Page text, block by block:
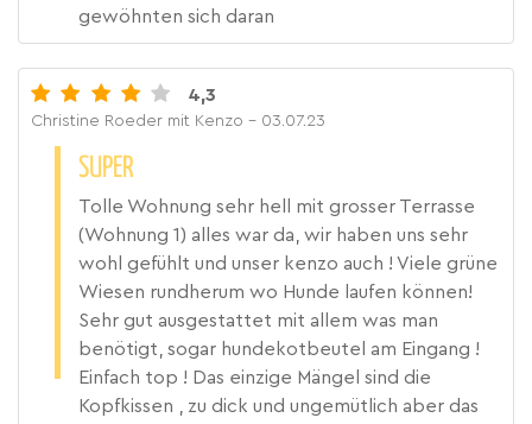
gewöhnten sich daran
4,3
Christine Roeder mit Kenzo - 03.07.23
SUPER
Tolle Wohnung sehr hell mit grosser Terrasse
(Wohnung 1) alles war da, wir haben uns sehr
wohl gefühlt und unser kenzo auch ! Viele grüne
Wiesen rundherum wo Hunde laufen können!
Sehr gut ausgestattet mit allem was man
benötigt, sogar hundekotbeutel am Eingang !
Einfach top ! Das einzige Mängel sind die
Kopfkissen , zu dick und ungemütlich aber das